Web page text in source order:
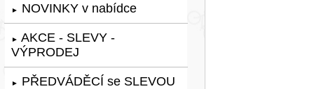
► NOVINKY v nabídce
► AKCE - SLEVY -
VÝPRODEJ
► PŘEDVÁDĚCÍ se SLEVOU